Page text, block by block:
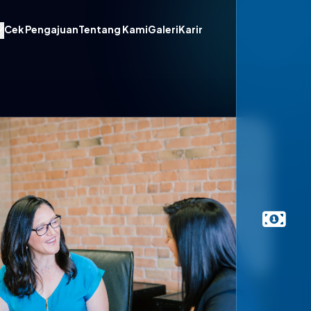
Cek PengajuanTentang KamiGaleriKarir